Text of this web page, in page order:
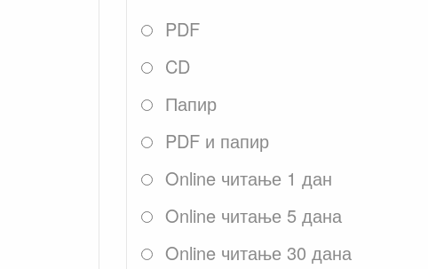
PDF
CD
Папир
PDF и папир
Online читање 1 дан
Online читање 5 дана
Online читање 30 дана